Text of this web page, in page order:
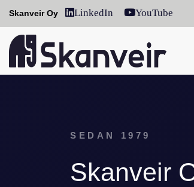
Skanveir Oy LinkedIn YouTube
SEDAN 1979
Skanveir